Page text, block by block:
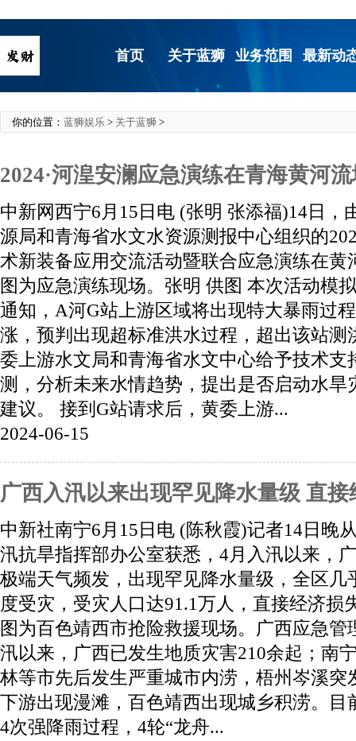
首页 关于蓝狮 业务范围 最新动
你的位置： 蓝狮娱乐 > 关于蓝狮 >
2024·河湟安澜应急演练在青海黄河
中新网西宁6月15日电 (张明 张添福)14日，
源局和青海省水文水资源测报中心组织的
术新装备应用交流活动暨联合应急演练在黄
图为应急演练现场。张明 供图 本次活动模
通知，A河G站上游区域将出现特大暴雨过
涨，预判出现超标准洪水过程，超出该站测
委上游水文局和青海省水文中心给予技术支
测，分析未来水情趋势，提出是否启动水旱
建议。 接到G站请求后，黄委上游...
2024-06-15
广西入汛以来出现罕见降水量级 直接
中新社南宁6月15日电 (陈秋霞)记者14日晚
汛抗旱指挥部办公室获悉，4月入汛以来，
极端天气频发，出现罕见降水量级，全区几
度受灾，受灾人口达91.1万人，直接经济损
图为百色靖西市抢险救援现场。广西应急管
汛以来，广西已发生地质灾害210余起；南
林等市先后发生严重城市内涝，梧州岑溪突
下游出现漫滩，百色靖西出现城乡积涝。目
4次强降雨过程，4轮“龙舟...